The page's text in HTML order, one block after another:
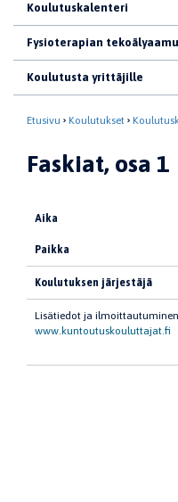
Koulutuskalenteri
Fysioterapian
Koulutusta yrittäjille
Etusivu Koulutukset
Faskiat, osa 1
Aika
Paikka
Koulutuksen järjestäjä
Lisätiedot ja
www.kuntoutuskouluttajat.fi